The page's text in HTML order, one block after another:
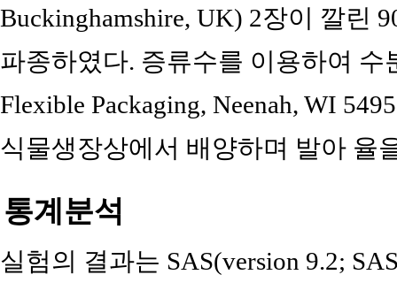
Buckinghamshire, UK) 2장이 깔린
파종하였다. 증류수를 이용하여 수
Flexible Packaging, Neenah, WI
식물생장상에서 배양하며 발아 율
통계분석
실험의 결과는 SAS(version 9.2;